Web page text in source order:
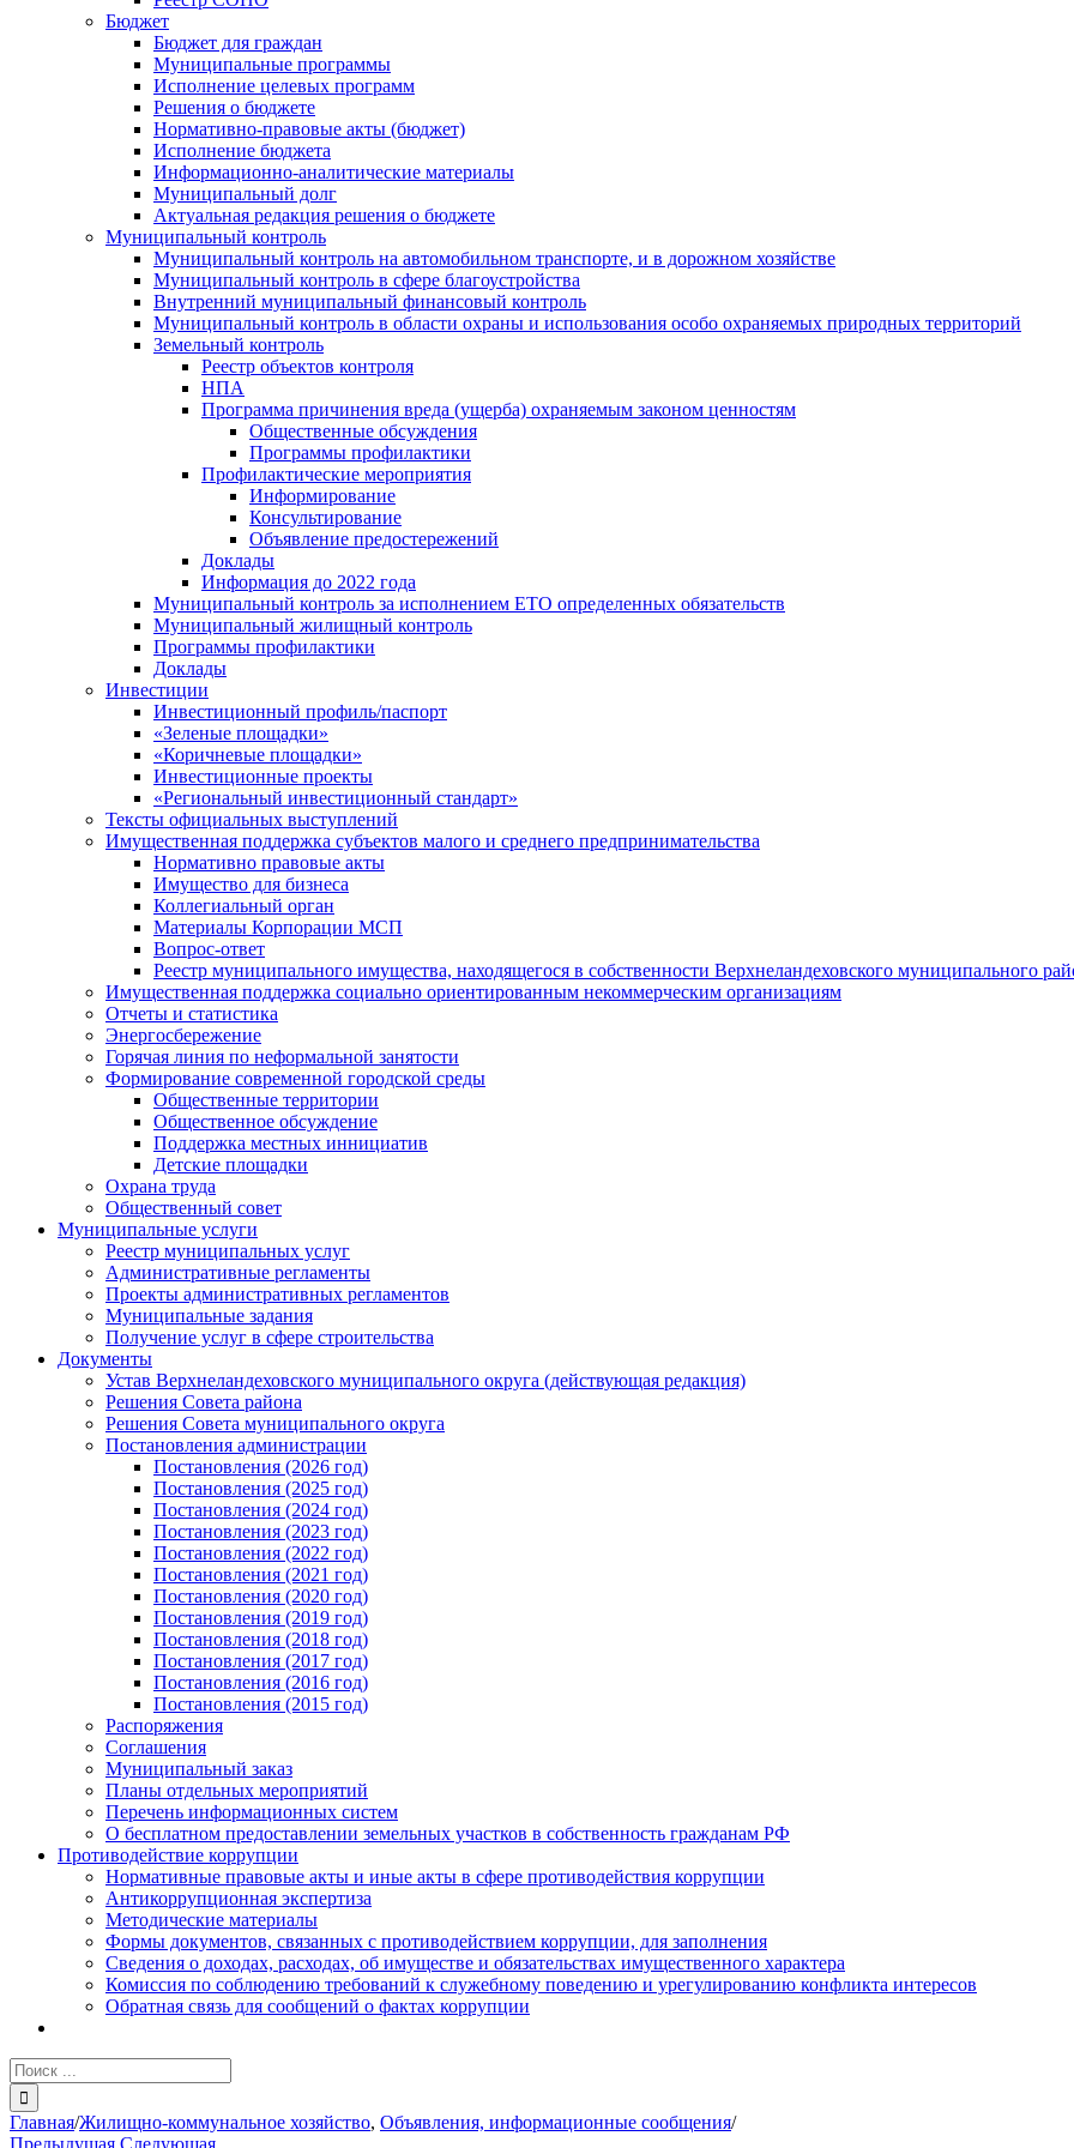
Бюджет
Бюджет для граждан
Муниципальные программы
Исполнение целевых программ
Решения о бюджете
Нормативно-правовые акты (бюджет)
Исполнение бюджета
Информационно-аналитические материалы
Муниципальный долг
Актуальная редакция решения о бюджете
Муниципальный контроль
Муниципальный контроль на автомобильном транспорте, и в дорожном хозяйстве
Муниципальный контроль в сфере благоустройства
Внутренний муниципальный финансовый контроль
Муниципальный контроль в области охраны и использования особо охраняемых природных территорий
Земельный контроль
Реестр объектов контроля
НПА
Программа причинения вреда (ущерба) охраняемым законом ценностям
Общественные обсуждения
Программы профилактики
Профилактические мероприятия
Информирование
Консультирование
Объявление предостережений
Доклады
Информация до 2022 года
Муниципальный контроль за исполнением ЕТО определенных обязательств
Муниципальный жилищный контроль
Программы профилактики
Доклады
Инвестиции
Инвестиционный профиль/паспорт
«Зеленые площадки»
«Коричневые площадки»
Инвестиционные проекты
«Региональный инвестиционный стандарт»
Тексты официальных выступлений
Имущественная поддержка субъектов малого и среднего предпринимательства
Нормативно правовые акты
Имущество для бизнеса
Коллегиальный орган
Материалы Корпорации МСП
Вопрос-ответ
Реестр муниципального имущества, находящегося в собственности Верхнеландеховского муниципального
Имущественная поддержка социально ориентированным некоммерческим организациям
Отчеты и статистика
Энергосбережение
Горячая линия по неформальной занятости
Формирование современной городской среды
Общественные территории
Общественное обсуждение
Поддержка местных иннициатив
Детские площадки
Охрана труда
Общественный совет
Муниципальные услуги
Реестр муниципальных услуг
Административные регламенты
Проекты административных регламентов
Муниципальные задания
Получение услуг в сфере строительства
Документы
Устав Верхнеландеховского муниципального округа (действующая редакция)
Решения Совета района
Решения Совета муниципального округа
Постановления администрации
Постановления (2026 год)
Постановления (2025 год)
Постановления (2024 год)
Постановления (2023 год)
Постановления (2022 год)
Постановления (2021 год)
Постановления (2020 год)
Постановления (2019 год)
Постановления (2018 год)
Постановления (2017 год)
Постановления (2016 год)
Постановления (2015 год)
Распоряжения
Соглашения
Муниципальный заказ
Планы отдельных мероприятий
Перечень информационных систем
О бесплатном предоставлении земельных участков в собственность гражданам РФ
Противодействие коррупции
Нормативные правовые акты и иные акты в сфере противодействия коррупции
Антикоррупционная экспертиза
Методические материалы
Формы документов, связанных с противодействием коррупции, для заполнения
Сведения о доходах, расходах, об имуществе и обязательствах имущественного характера
Комиссия по соблюдению требований к служебному поведению и урегулированию конфликта интересов
Обратная связь для сообщений о фактах коррупции
Результат
поиска:
Главная/Жилищно-коммунальное хозяйство, Объявления, информационные сообщения/
Предыдущая Следующая